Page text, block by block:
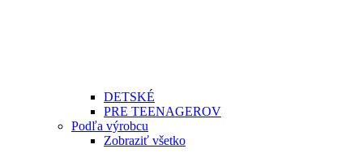
DETSKÉ
PRE TEENAGEROV
Podľa výrobcu
Zobraziť všetko